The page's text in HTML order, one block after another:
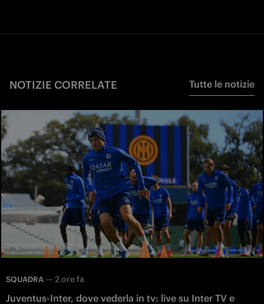
NOTIZIE CORRELATE Tutte le notizie
SQUADRA — 2 ore fa
Juventus-Inter, dove vederla in tv: live su Inter TV e